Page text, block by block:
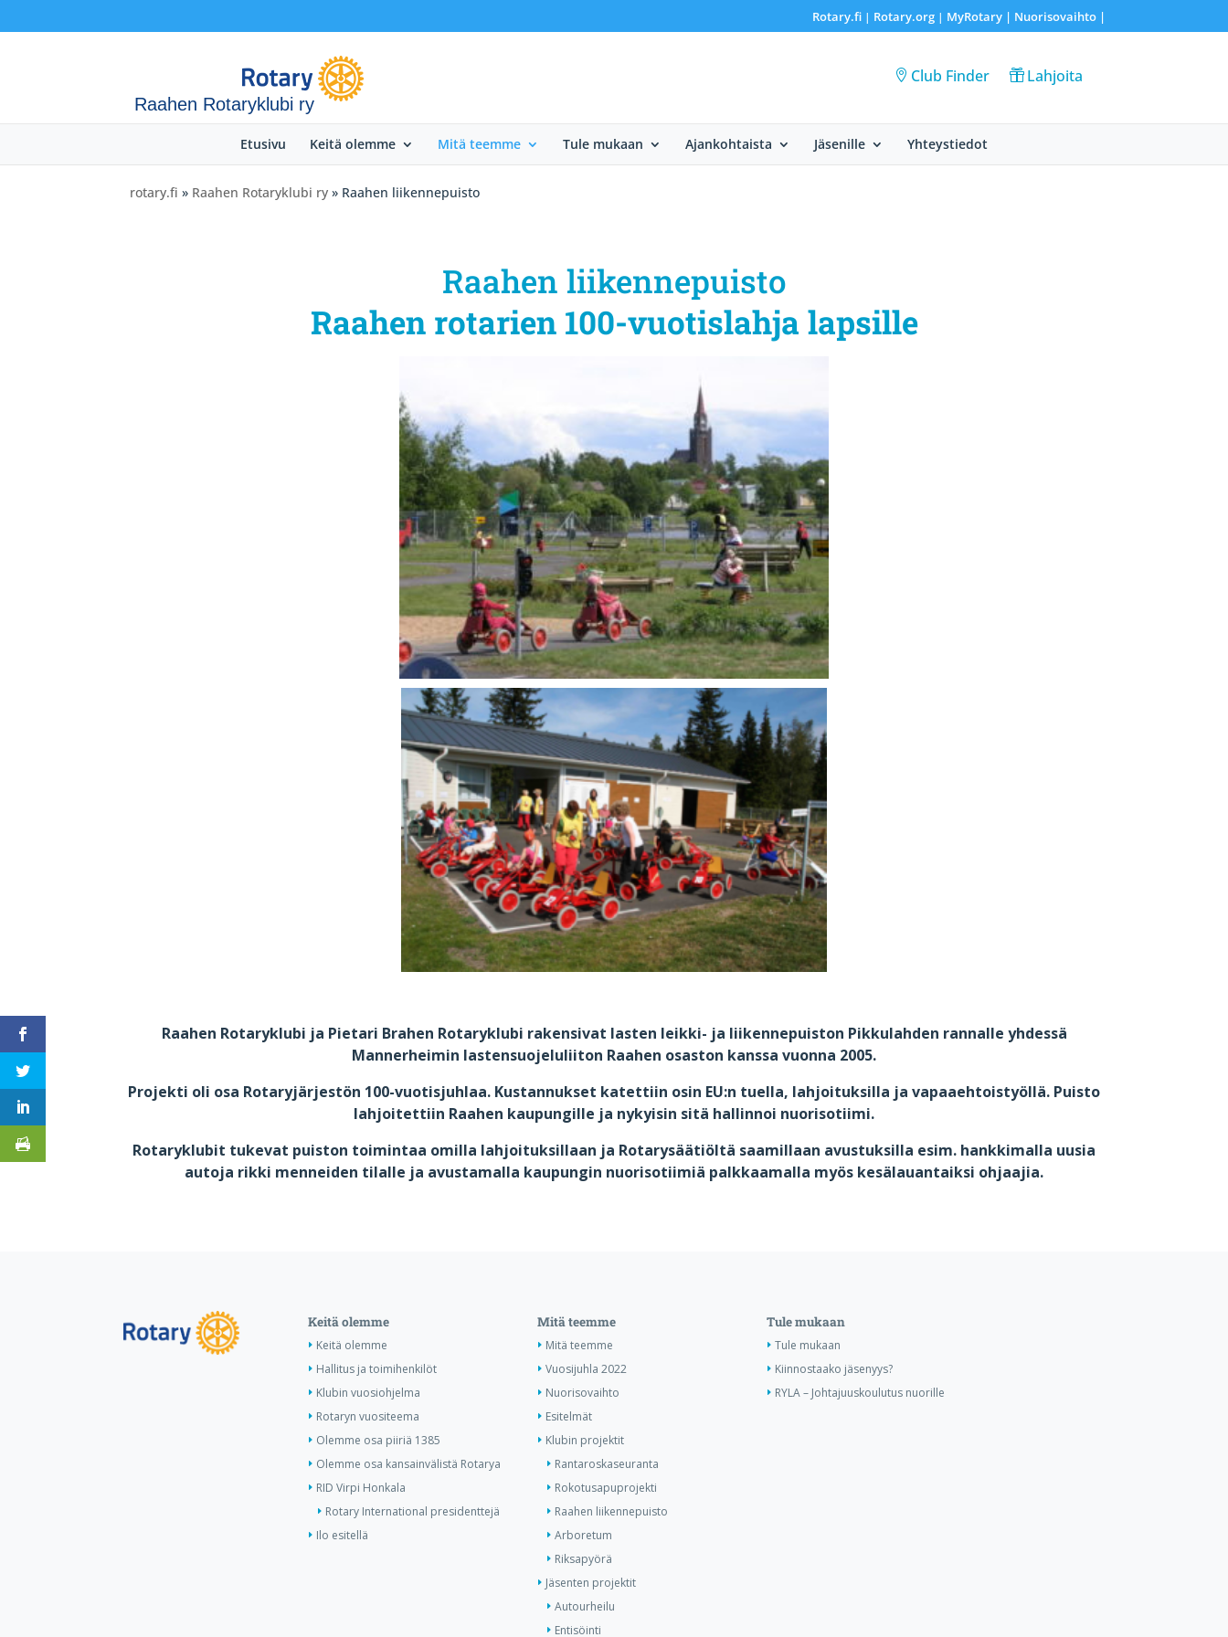
Rotary.fi| Rotary.org| MyRotary | Nuorisovaihto|
Raahen Rotaryklubi ry
Club Finder Lahjoita
Etusivu Keitä olemme Mitä teemme Tule mukaan Ajankohtaista Jäsenille Yhteystiedot
rotary.fi » Raahen Rotaryklubi ry » Raahen liikennepuisto
Raahen liikennepuisto
Raahen rotarien 100-vuotislahja lapsille
Raahen Rotaryklubi ja Pietari Brahen Rotaryklubi rakensivat lasten leikki- ja liikennepuiston Pikkulahden rannalle yhdessä
Mannerheimin lastensuojeluliiton Raahen osaston kanssa vuonna 2005.
Projekti oli osa Rotaryjärjestön 100-vuotisjuhlaa. Kustannukset katettiin osin EU:n tuella, lahjoituksilla ja vapaaehtoistyöllä. Puisto
lahjoitettiin Raahen kaupungille ja nykyisin sitä hallinnoi nuorisotiimi.
Rotaryklubit tukevat puiston toimintaa omilla lahjoituksillaan ja Rotarysäätiöltä saamillaan avustuksilla esim. hankkimalla uusia
autoja rikki menneiden tilalle ja avustamalla kaupungin nuorisotiimiä palkkaamalla myös kesälauantaiksi ohjaajia.
Keitä olemme
Keitä olemme
Hallitus ja toimihenkilöt
Klubin vuosiohjelma
Rotaryn vuositeema
Olemme osa piiriä 1385
Olemme osa kansainvälistä Rotarya
RID Virpi Honkala
Rotary International presidenttejä
Ilo esitellä
Mitä teemme
Mitä teemme
Vuosijuhla 2022
Nuorisovaihto
Esitelmät
Klubin projektit
Rantaroskaseuranta
Rokotusapuprojekti
Raahen liikennepuisto
Arboretum
Riksapyörä
Jäsenten projektit
Autourheilu
Entisöinti
Tule mukaan
Tule mukaan
Kiinnostaako jäsenyys?
RYLA – Johtajuuskoulutus nuorille